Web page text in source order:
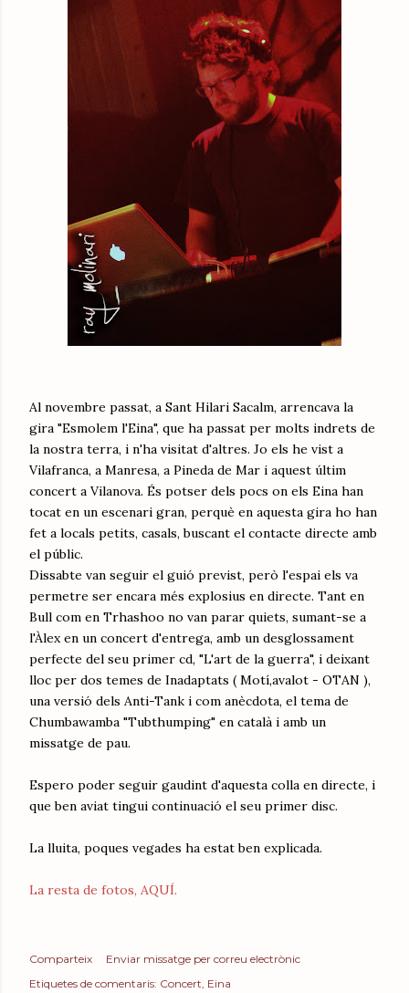
Al novembre passat, a Sant Hilari Sacalm, arrencava la
gira "Esmolem l'Eina", que ha passat per molts indrets de
la nostra terra, i n'ha visitat d'altres. Jo els he vist a
Vilafranca, a Manresa, a Pineda de Mar i aquest últim
concert a Vilanova. És potser dels pocs on els Eina han
tocat en un escenari gran, perquè en aquesta gira ho han
fet a locals petits, casals, buscant el contacte directe amb
el públic.
Dissabte van seguir el guió previst, però l'espai els va
permetre ser encara més explosius en directe. Tant en
Bull com en Trhashoo no van parar quiets, sumant-se a
l'Àlex en un concert d'entrega, amb un desglossament
perfecte del seu primer cd, "L'art de la guerra", i deixant
lloc per dos temes de Inadaptats ( Motí,avalot - OTAN ),
una versió dels Anti-Tank i com anècdota, el tema de
Chumbawamba "Tubthumping" en català i amb un
missatge de pau.
Espero poder seguir gaudint d'aquesta colla en directe, i
que ben aviat tingui continuació el seu primer disc.
La lluita, poques vegades ha estat ben explicada.
La resta de fotos, AQUÍ.
Comparteix
Enviar missatge per correu electrònic
Etiquetes de comentaris: Concert Eina